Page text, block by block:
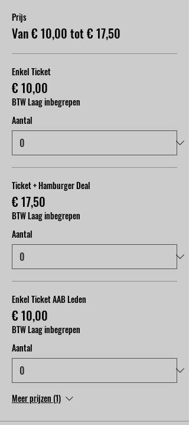
Prijs
Van € 10,00 tot € 17,50
Enkel Ticket
€ 10,00
BTW Laag inbegrepen
Aantal
Ticket + Hamburger Deal
€ 17,50
BTW Laag inbegrepen
Aantal
Enkel Ticket AAB Leden
€ 10,00
BTW Laag inbegrepen
Aantal
Meer prijzen (1)